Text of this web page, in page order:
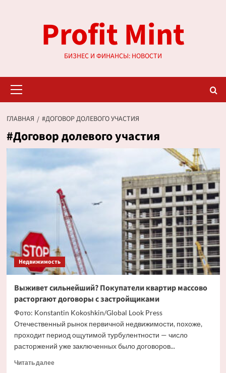
содержимомуProfit Mint
БИЗНЕС И ФИНАНСЫ: НОВОСТИ
меню
ГЛАВНАЯ #ДОГОВОР ДОЛЕВОГО УЧАСТИЯ
#Договор долевого участия
Недвижимость
Выживет сильнейший? Покупатели квартир массово
расторгают договоры с застройщиками
Фото: Konstantin Kokoshkin/Global Look Press
Отечественный рынок первичной недвижимости, похоже,
проходит период ощутимой турбулентности — число
расторжений уже заключенных было договоров...
Читать далееПрочитать